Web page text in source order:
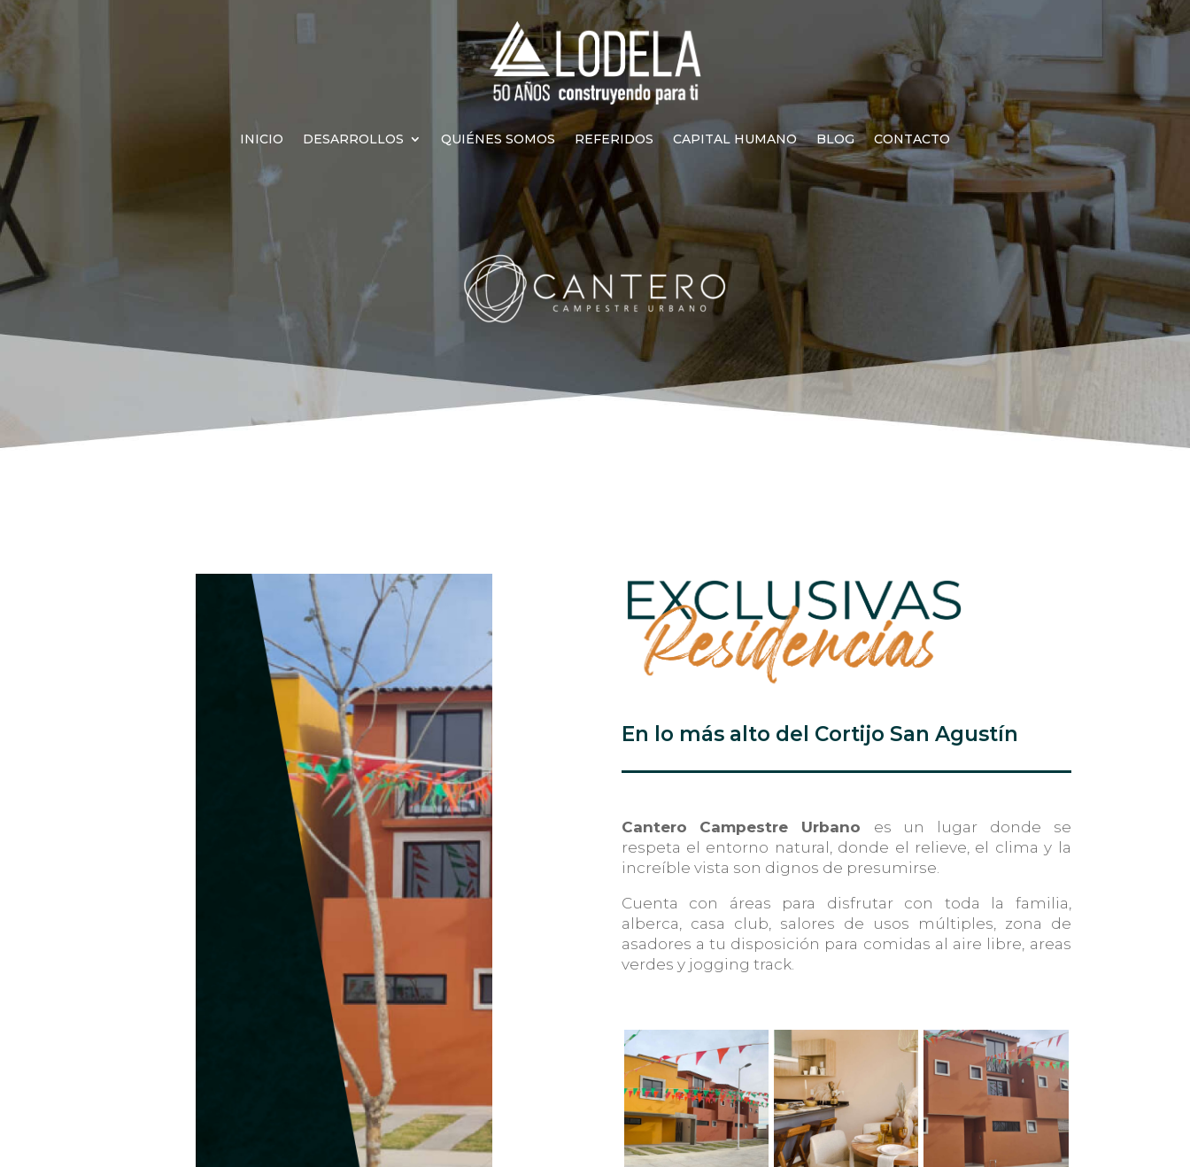
INICIO DESARROLLOS QUIÉNES SOMOS REFERIDOS CAPITAL HUMANO BLOG CONTACTO
En lo más alto del Cortijo San Agustín
Cantero Campestre Urbano es un lugar donde se
respeta el entorno natural, donde el relieve, el clima y la
increíble vista son dignos de presumirse.
Cuenta con áreas para disfrutar con toda la familia,
alberca, casa club, salores de usos múltiples, zona de
asadores a tu disposición para comidas al aire libre, areas
verdes y jogging track.